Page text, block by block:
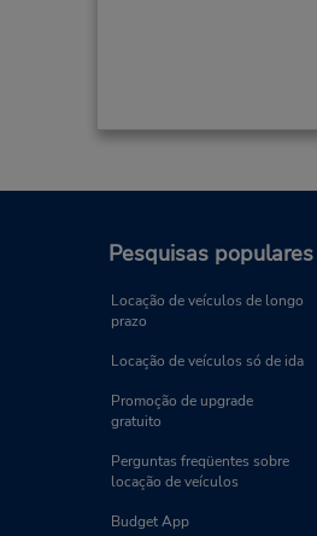
Pesquisas populares
Locação de veículos de longo
prazo
Locação de veículos só de ida
Promoção de upgrade
gratuito
Perguntas freqüentes sobre
locação de veículos
Budget App